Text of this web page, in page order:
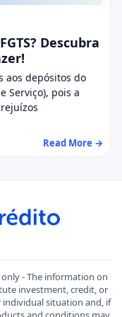
Descubra
aos depósitos do
Serviço), pois a
Read More →
- The information on
investment, credit, or
individual situation and, if